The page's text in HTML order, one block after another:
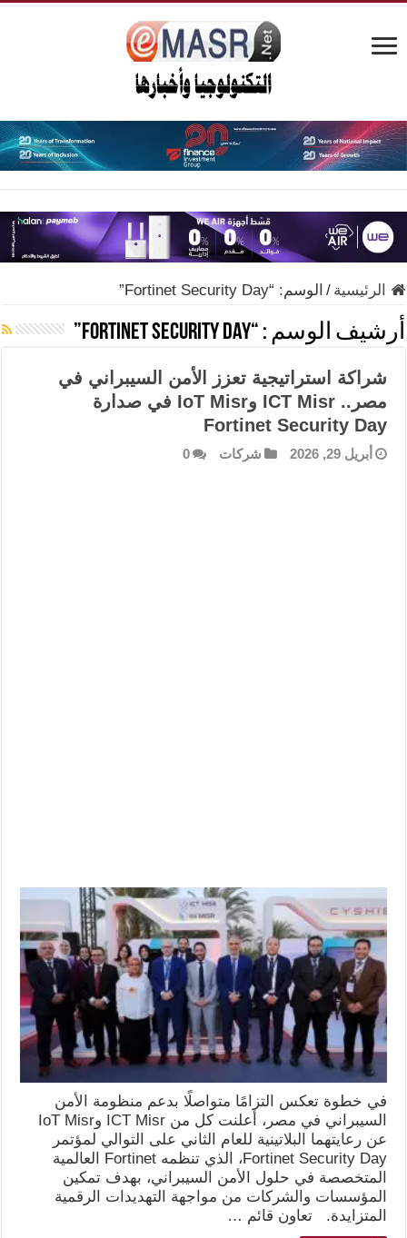
الرئيسية / الوسم: “Fortinet Security Day”
أرشيف الوسم : “Fortinet Security Day”
شراكة استراتيجية تعزز الأمن السيبراني في
مصر.. ICT Misr وIoT Misr في صدارة
Fortinet Security Day
أبريل 29, 2026 شركات 0
في خطوة تعكس التزامًا متواصلًا بدعم منظومة الأمن
السيبراني في مصر، أعلنت كل من ICT Misr وIoT Misr
عن رعايتهما البلاتينية للعام الثاني على التوالي لمؤتمر
Fortinet Security Day، الذي تنظمه Fortinet العالمية
المتخصصة في حلول الأمن السيبراني، بهدف تمكين
المؤسسات والشركات من مواجهة التهديدات الرقمية
المتزايدة. تعاون قائم …